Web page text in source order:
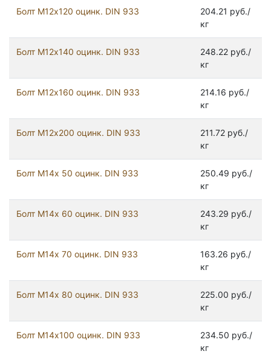
Болт М12х120 оцинк. DIN 933
204.21 руб./
кг
Болт М12х140 оцинк. DIN 933
248.22 руб./
кг
Болт М12х160 оцинк. DIN 933
214.16 руб./
кг
Болт М12х200 оцинк. DIN 933
211.72 руб./
кг
Болт М14х 50 оцинк. DIN 933
250.49 руб./
кг
Болт М14х 60 оцинк. DIN 933
243.29 руб./
кг
Болт М14х 70 оцинк. DIN 933
163.26 руб./
кг
Болт М14х 80 оцинк. DIN 933
225.00 руб./
кг
Болт М14х100 оцинк. DIN 933
234.50 руб./
кг